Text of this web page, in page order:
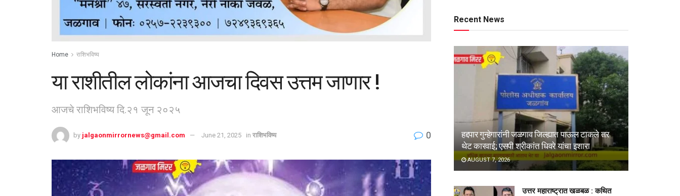
Home राशिभविष्य
या राशीतील लोकांना आजचा दिवस उत्तम जाणार !
आजचे राशिभविष्य दि.२१ जून २०२५
by jalgaonmirrornews@gmail.com June 21, 2025 in राशिभविष्य 0
Recent News
हद्दपार गुन्हेगारांनी जळगाव जिल्ह्यात पाऊल टाकले तर
थेट कारवाई; एसपी श्रीकांत धिवरे यांचा इशारा
AUGUST 7, 2026
उत्तर महाराष्ट्रात खळबळ : कथित